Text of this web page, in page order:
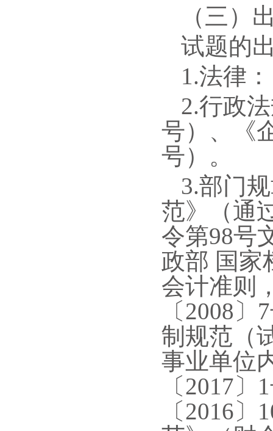
（三）
试题的
1.法律
2.行政
号）、《
号）。
3.部门
范》（通
令第98号
政部 国家
会计准则
〔2008
制规范（
事业单位
〔2017
〔2016